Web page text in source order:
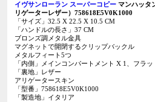
イヴサンローラン スーパーコピーマンハッタ
リゲーターレザー）758618E5V0K1000
「サイズ」32.5 X 22.5 X 10.5 CM
「ハンドルの長さ」37 CM
ブロンズ調メタル金具
マグネットで開閉するクリップバックル
メタルフィート5つ
「内側」メインコンパートメント X 1、フラ
「裏地」レザー
アリゲータースキン
「型番」758618E5V0K1000
「製造地」イタリア